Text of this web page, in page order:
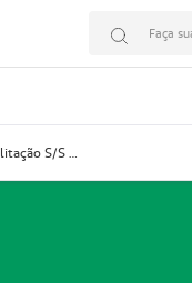
Faça
Prestador CERPAM – Centro de Reabilitação S/S Ltda-ME (52004274-8)